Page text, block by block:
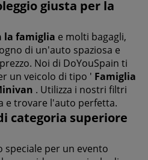
giusta per la
la famiglia e molti bagagli,
di un'auto spaziosa e
Noi di DoYouSpain ti
un veicolo di tipo ' Famiglia
. Utilizza i nostri filtri
e trovare l'auto perfetta.
categoria superiore
speciale per un evento